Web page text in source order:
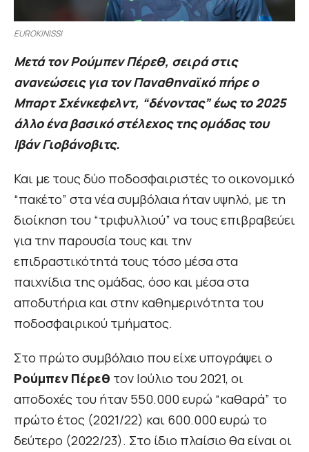
EUROKINISSI
Μετά τον Ρούμπεν Πέρεθ, σειρά στις
ανανεώσεις για τον Παναθηναϊκό πήρε ο
Μπαρτ Σχένκεφελντ, “δένοντας” έως το 2025
άλλο ένα βασικό στέλεχος της ομάδας του
Ιβάν Γιοβάνοβιτς.
Και με τους δύο ποδοσφαιριστές το οικονομικό
“πακέτο” στα νέα συμβόλαια ήταν υψηλό, με τη
διοίκηση του “τριφυλλιού” να τους επιβραβεύει
για την παρουσία τους και την
επιδραστικότητά τους τόσο μέσα στα
παιχνίδια της ομάδας, όσο και μέσα στα
αποδυτήρια και στην καθημερινότητα του
ποδοσφαιρικού τμήματος.
Στο πρώτο συμβόλαιο που είχε υπογράψει ο
Ρούμπεν Πέρεθ τον Ιούλιο του 2021, οι
αποδοχές του ήταν 550.000 ευρώ “καθαρά” το
πρώτο έτος (2021/22) και 600.000 ευρώ το
δεύτερο (2022/23). Στο ίδιο πλαίσιο θα είναι οι